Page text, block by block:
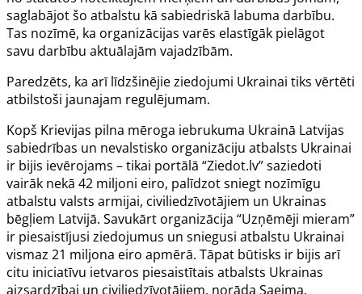
saglabājot šo atbalstu kā sabiedriskā labuma darbību.
Tas nozīmē, ka organizācijas varēs elastīgāk pielāgot
savu darbību aktuālajām vajadzībām.
Paredzēts, ka arī līdzšinējie ziedojumi Ukrainai tiks vērtēti
atbilstoši jaunajam regulējumam.
Kopš Krievijas pilna mēroga iebrukuma Ukrainā Latvijas
sabiedrības un nevalstisko organizāciju atbalsts Ukrainai
ir bijis ievērojams – tikai portālā “Ziedot.lv” saziedoti
vairāk nekā 42 miljoni eiro, palīdzot sniegt nozīmīgu
atbalstu valsts armijai, civiliedzīvotājiem un Ukrainas
bēgļiem Latvijā. Savukārt organizācija “Uzņēmēji mieram”
ir piesaistījusi ziedojumus un sniegusi atbalstu Ukrainai
vismaz 21 miljona eiro apmērā. Tāpat būtisks ir bijis arī
citu iniciatīvu ietvaros piesaistītais atbalsts Ukrainas
aizsardzībai un civiliedzīvotājiem, norāda Saeima.